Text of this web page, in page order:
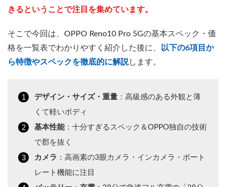
きるということで注目を集めています。
そこで今回は、OPPO Reno10 Pro 5Gの基本スペック・価
格を一覧表でわかりやすく紹介した後に、
以下の6項目か
ら特徴やスペックを徹底的に解説します。
デザイン・サイズ・重量 ：高級感のある外観と薄
くて軽いボディ
基本性能：十分すぎるスペック＆OPPO独自の技術
で郡を抜く
カメラ ：高画素の3眼カメラ・インカメラ・ポート
レート機能に注目